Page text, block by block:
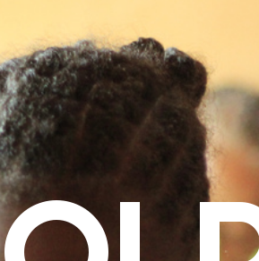
Accueil
À propos